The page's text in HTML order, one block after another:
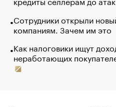
Сотрудники открыли
компаниям. Зачем им это
Как налоговики ищут
неработающих